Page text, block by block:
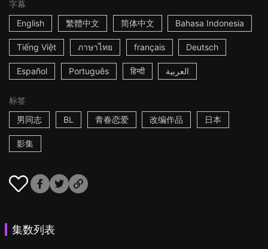
字幕
English
繁體中文 简体中文 Bahasa Indonesia
Tiếng Việt ภาษาไทย français Deutsch
Español Português हिन्दी العربية
标签
男同志
BL 青春恋爱 改编作品 日本
影集
集数列表